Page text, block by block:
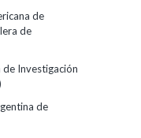
de
de
de Investigación
de